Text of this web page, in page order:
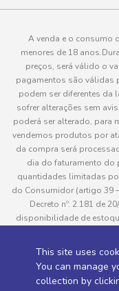
This site uses
You can manage
collection by
A venda e o consumo
menores de 18
preços, será válido o
pagamentos são válidas
podem ser diferentes da
sofrer alterações sem
poderá ser alterado, para
vendemos produtos por
da compra será
dia do faturamento do
quantidades limitadas
do Consumidor (artigo 39 –
Decreto nº. 2.181 de
disponibilidade de
pedido do cliente, este
cobrado. As fotos dos
divergência com o